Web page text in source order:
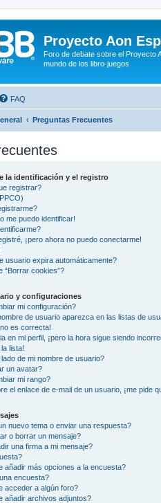
Proyecto Aon
Foro de debate sobre el Proyecto
mundo de los libro-juegos
FAQ
Preguntas Frecuentes
la identificación y el registro
registrar?
me puedo identificar!
¡pero ahora no puedo conectarme!
usuario expira automáticamente?
“Borrar cookies”?
y configuraciones
mi configuración?
de usuario aparezca en las listas de
es correcta!
en mi perfil, ¡pero la hora sigue siendo
lista!
de mi nombre de usuario?
un avatar?
mi rango?
el enlace de e-mail de un usuario, ¡me pide
nuevo tema o enviar una respuesta?
o borrar un mensaje?
una firma a mi mensaje?
añadir más opciones a la encuesta?
encuesta?
acceder a algún foro?
añadir archivos adjuntos?